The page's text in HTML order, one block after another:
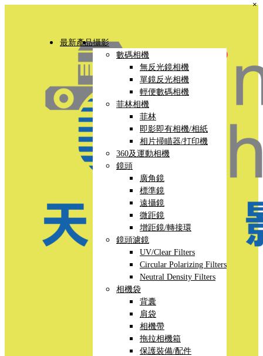
最新產品攝影
數碼相機
無反光鏡相機
單鏡反光相機
輕便數碼相機
菲林相機
菲林
即影即有相機/相紙
相片掃瞄器/打印機
360及運動相機
鏡頭
廣角鏡
標準鏡
遠攝鏡
微距鏡
增距鏡/轉接環
鏡頭濾鏡
UV/Clear Filters
Circular Polarizing Filters
Neutral Density Filters
相機袋
背囊
肩袋
相機帶
拖拉相機箱
保護裝備/配件
×